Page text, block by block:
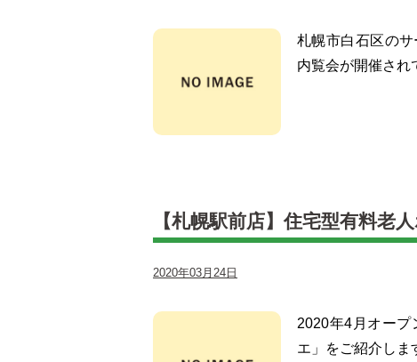
札幌市白石区の
内覧会が開催さ
【札幌駅前店】住宅型有料老
2020年03月24日
2020年4月オープ
エ」をご紹介し